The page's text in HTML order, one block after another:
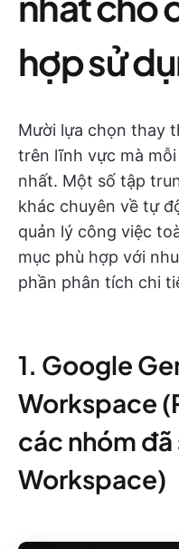
hợp sử
Mười lựa chọn thay
trên lĩnh vực mà
nhất. Một số tập
khác chuyên về tự
quản lý công việc
mục phù hợp với
phần phân tích chi
1. Google
Workspace
các nhóm
Workspace)